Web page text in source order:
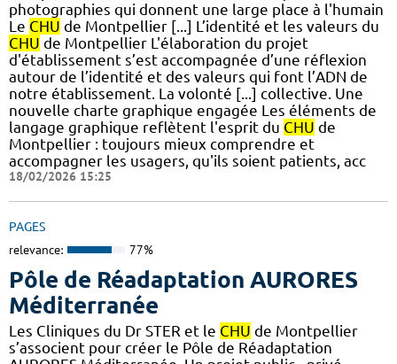
photographies qui donnent une large place à l'humain
Le CHU de Montpellier [...] L’identité et les valeurs du
CHU de Montpellier L'élaboration du projet
d'établissement s’est accompagnée d’une réflexion
autour de l’identité et des valeurs qui font l’ADN de
notre établissement. La volonté [...] collective.​ Une
nouvelle charte graphique engagée Les éléments de
langage graphique reflètent l'esprit du CHU de
Montpellier : toujours mieux comprendre et
accompagner les usagers, qu'ils soient patients, acc
18/02/2026 15:25
PAGES
relevance: 77%
Pôle de Réadaptation AURORES
Méditerranée
Les Cliniques du Dr STER et le CHU de Montpellier
s’associent pour créer le Pôle de Réadaptation